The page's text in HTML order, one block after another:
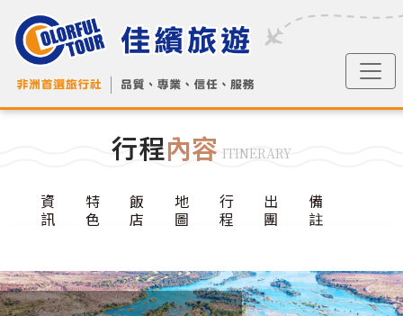
行程內容 ITINERARY
資
訊
特
色
飯
店
地
圖
行
程
出
團
備
註